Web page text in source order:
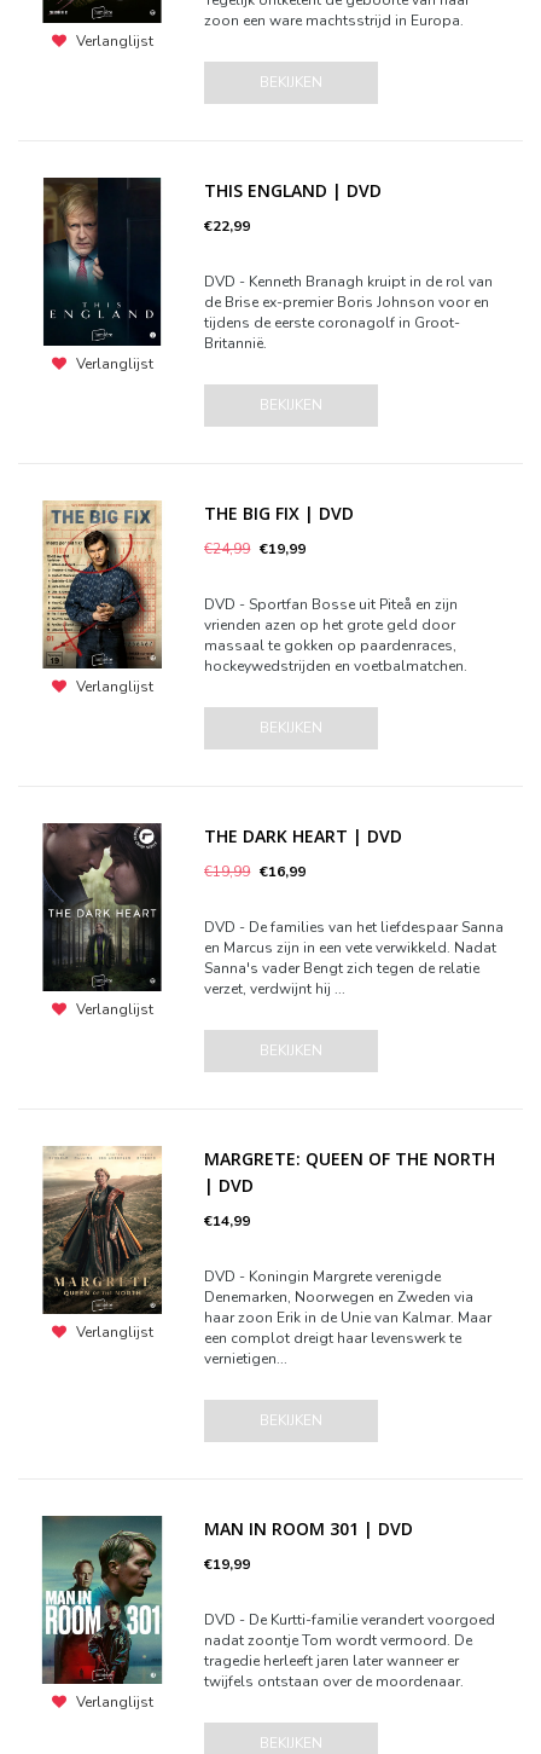
Verlanglijst
zoon een ware machtsstrijd in Europa.
BEKIJKEN
Verlanglijst
THIS ENGLAND | DVD
€22,99
DVD - Kenneth Branagh kruipt in de rol van
de Brise ex-premier Boris Johnson voor en
tijdens de eerste coronagolf in Groot-
Britannië.
BEKIJKEN
Verlanglijst
THE BIG FIX | DVD
€24,99 €19,99
DVD - Sportfan Bosse uit Piteå en zijn
vrienden azen op het grote geld door
massaal te gokken op paardenraces,
hockeywedstrijden en voetbalmatchen.
BEKIJKEN
Verlanglijst
THE DARK HEART | DVD
€19,99 €16,99
DVD - De families van het liefdespaar Sanna
en Marcus zijn in een vete verwikkeld. Nadat
Sanna's vader Bengt zich tegen de relatie
verzet, verdwijnt hij ...
BEKIJKEN
Verlanglijst
MARGRETE: QUEEN OF THE NORTH
| DVD
€14,99
DVD - Koningin Margrete verenigde
Denemarken, Noorwegen en Zweden via
haar zoon Erik in de Unie van Kalmar. Maar
een complot dreigt haar levenswerk te
vernietigen...
BEKIJKEN
Verlanglijst
MAN IN ROOM 301 | DVD
€19,99
DVD - De Kurtti-familie verandert voorgoed
nadat zoontje Tom wordt vermoord. De
tragedie herleeft jaren later wanneer er
twijfels ontstaan over de moordenaar.
BEKIJKEN